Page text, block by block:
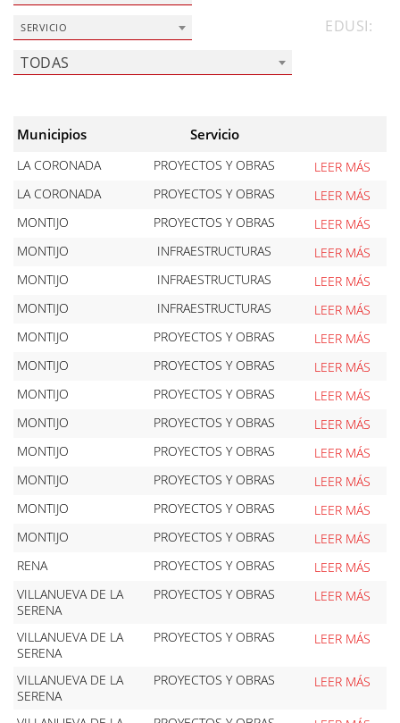
SERVICIO
EDUSI:
TODAS
Municipios Servicio
LA CORONADA PROYECTOS Y OBRAS
LEER MÁS
LA CORONADA
PROYECTOS Y OBRAS
LEER MÁS
MONTIJO
PROYECTOS Y OBRAS
LEER MÁS
MONTIJO
INFRAESTRUCTURAS
LEER MÁS
MONTIJO
INFRAESTRUCTURAS
LEER MÁS
MONTIJO
INFRAESTRUCTURAS
LEER MÁS
MONTIJO
PROYECTOS Y OBRAS
LEER MÁS
MONTIJO
PROYECTOS Y OBRAS
LEER MÁS
MONTIJO
PROYECTOS Y OBRAS
LEER MÁS
MONTIJO
PROYECTOS Y OBRAS
LEER MÁS
MONTIJO
PROYECTOS Y OBRAS
LEER MÁS
MONTIJO
PROYECTOS Y OBRAS
LEER MÁS
MONTIJO
PROYECTOS Y OBRAS
LEER MÁS
MONTIJO
PROYECTOS Y OBRAS
LEER MÁS
RENA
PROYECTOS Y OBRAS
LEER MÁS
VILLANUEVA DE LA
SERENA
PROYECTOS Y OBRAS LEER MÁS
VILLANUEVA DE LA
SERENA
PROYECTOS Y OBRAS LEER MÁS
VILLANUEVA DE LA
SERENA
PROYECTOS Y OBRAS LEER MÁS